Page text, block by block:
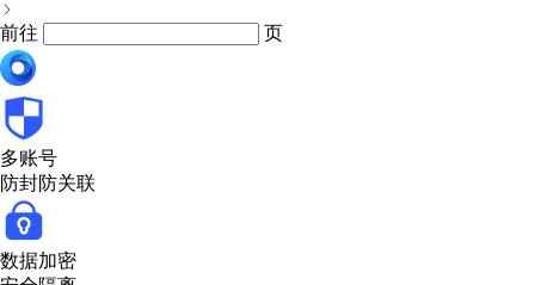
前往 页
多账号
防封防关联
数据加密